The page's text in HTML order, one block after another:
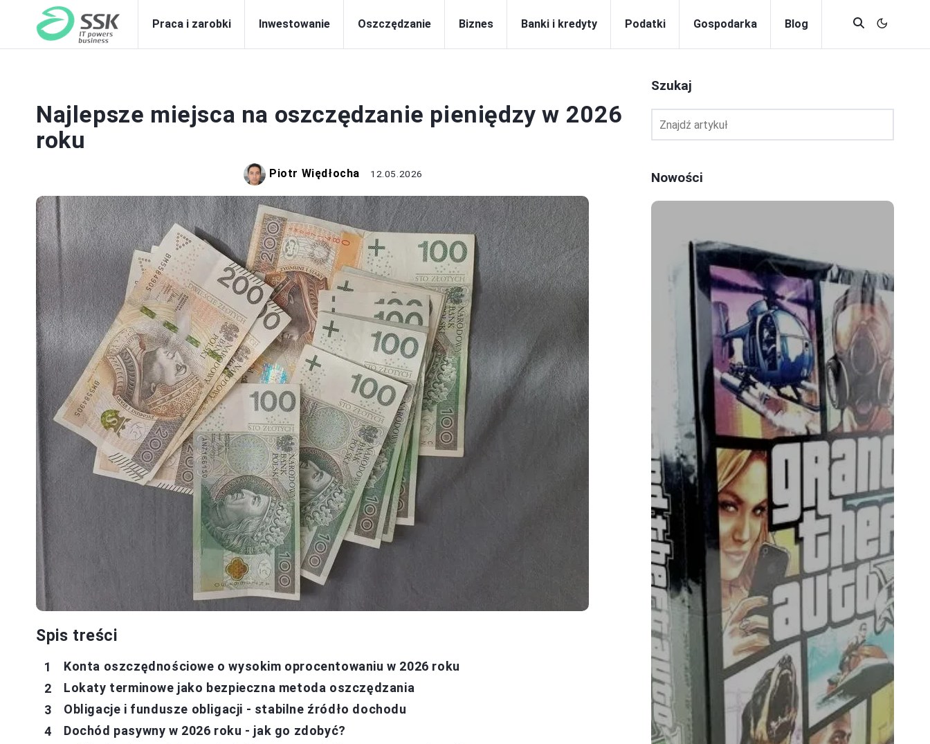
Praca i zarobki Inwestowanie Oszczędzanie Biznes Banki i kredyty Podatki Gospodarka Blog
Najlepsze miejsca na oszczędzanie pieniędzy w 2026
roku
Piotr Więdłocha 12.05.2026
Spis treści
Konta oszczędnościowe o wysokim oprocentowaniu w 2026 roku
Lokaty terminowe jako bezpieczna metoda oszczędzania
Obligacje i fundusze obligacji - stabilne źródło dochodu
Dochód pasywny w 2026 roku - jak go zdobyć?
Szukaj
Nowości